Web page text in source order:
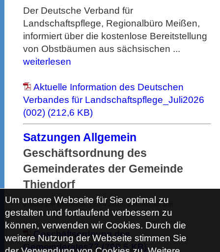
Der Deutsche Verband für
Landschaftspflege, Regionalbüro Meißen,
informiert über die kostenlose Bereitstellung
von Obstbäumen aus sächsischen ...
weiterlesen
Aktuelle Information des Deutschen
Verbandes für Landschaftspflege_Juli2026
(002) (212,6 KB)
Satzungen Allgemein
Geschäftsordnung des
Gemeinderates der Gemeinde
Thiendorf
erstellt am Mittwoch, 15.04.2026; aktualisiert am
Donnerstag, 23.04.2026
Geschäftsordnung des
Gemeinderates77 (799,5 KB)
Um unsere Webseite für Sie optimal zu
gestalten und fortlaufend verbessern zu
können, verwenden wir Cookies. Durch die
weitere Nutzung der Webseite stimmen Sie